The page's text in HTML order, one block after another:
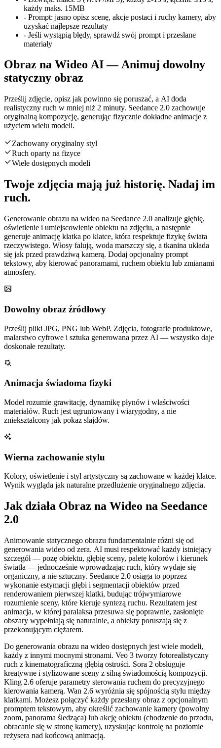
każdy maks. 15MB
- Prompt: jasno opisz scenę, akcje postaci i ruchy kamery, aby
uzyskać najlepsze rezultaty
- Jeśli wystąpią błędy, sprawdź swój prompt i przesłane
materiały
Obraz na Wideo AI — Animuj dowolny
statyczny obraz
Prześlij zdjęcie, opisz jak powinno się poruszać, a AI doda
realistyczny ruch w mniej niż 2 minuty. Seedance 2.0 zachowuje
oryginalną kompozycję, generując fizycznie dokładne animacje z
użyciem wielu modeli.
Zachowany oryginalny styl
Ruch oparty na fizyce
Wiele dostępnych modeli
Twoje zdjęcia mają już historię. Nadaj im
ruch.
Generowanie obrazu na wideo na Seedance 2.0 analizuje głębię,
oświetlenie i umiejscowienie obiektu na zdjęciu, a następnie
generuje animację klatka po klatce, która respektuje fizykę świata
rzeczywistego. Włosy falują, woda marszczy się, a tkanina układa
się jak przed prawdziwą kamerą. Dodaj opcjonalny prompt
tekstowy, aby kierować panoramami, ruchem obiektu lub zmianami
atmosfery.
Dowolny obraz źródłowy
Prześlij pliki JPG, PNG lub WebP. Zdjęcia, fotografie produktowe,
malarstwo cyfrowe i sztuka generowana przez AI — wszystko daje
doskonałe rezultaty.
Animacja świadoma fizyki
Model rozumie grawitację, dynamikę płynów i właściwości
materiałów. Ruch jest ugruntowany i wiarygodny, a nie
zniekształcony jak pokaz slajdów.
Wierna zachowanie stylu
Kolory, oświetlenie i styl artystyczny są zachowane w każdej klatce.
Wynik wygląda jak naturalne przedłużenie oryginalnego zdjęcia.
Jak działa Obraz na Wideo na Seedance
2.0
Animowanie statycznego obrazu fundamentalnie różni się od
generowania wideo od zera. AI musi respektować każdy istniejący
szczegół — pozę obiektu, głębię sceny, paletę kolorów i kierunek
światła — jednocześnie wprowadzając ruch, który wydaje się
organiczny, a nie sztuczny. Seedance 2.0 osiąga to poprzez
wykonanie estymacji głębi i segmentacji obiektów przed
renderowaniem pierwszej klatki, budując trójwymiarowe
rozumienie sceny, które kieruje syntezą ruchu. Rezultatem jest
animacja, w której paralaksa przesuwa się poprawnie, zasłonięte
obszary wypełniają się naturalnie, a obiekty poruszają się z
przekonującym ciężarem.
Do generowania obrazu na wideo dostępnych jest wiele modeli,
każdy z innymi mocnymi stronami. Veo 3 tworzy fotorealistyczny
ruch z kinematograficzną głębią ostrości. Sora 2 obsługuje
kreatywne i stylizowane sceny z silną świadomością kompozycji.
Kling 2.6 oferuje parametry sterowania ruchem do precyzyjnego
kierowania kamerą. Wan 2.6 wyróżnia się spójnością stylu między
klatkami. Możesz połączyć każdy przesłany obraz z opcjonalnym
promptem tekstowym, aby określić zachowanie kamery (powolny
zoom, panorama śledząca) lub akcję obiektu (chodzenie do przodu,
obracanie się w stronę kamery), uzyskując kontrolę na poziomie
reżysera nad końcową animacją.